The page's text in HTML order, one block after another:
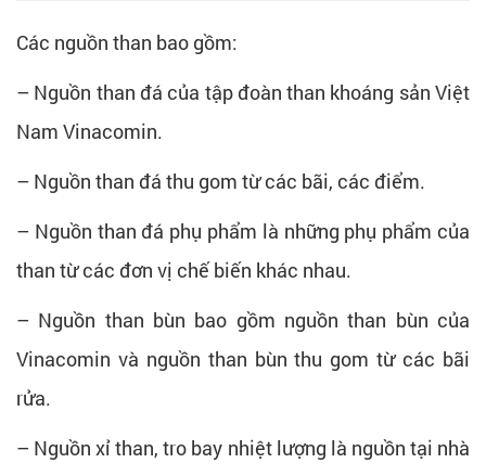
Các nguồn than bao gồm:
– Nguồn than đá của tập đoàn than khoáng sản Việt
Nam Vinacomin.
– Nguồn than đá thu gom từ các bãi, các điểm.
– Nguồn than đá phụ phẩm là những phụ phẩm của
than từ các đơn vị chế biến khác nhau.
– Nguồn than bùn bao gồm nguồn than bùn của
Vinacomin và nguồn than bùn thu gom từ các bãi
rửa.
– Nguồn xỉ than, tro bay nhiệt lượng là nguồn tại nhà